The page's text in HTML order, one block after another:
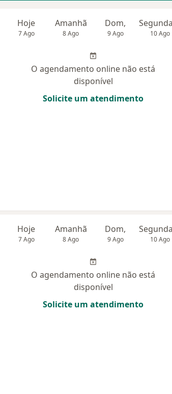
Hoje
7 Ago
Amanhã
8 Ago
Dom,
9 Ago 10 Ago
O agendamento online não está
disponível
Solicite um atendimento
Hoje
7 Ago
Amanhã
8 Ago
Dom,
9 Ago 10 Ago
O agendamento online não está
disponível
Solicite um atendimento